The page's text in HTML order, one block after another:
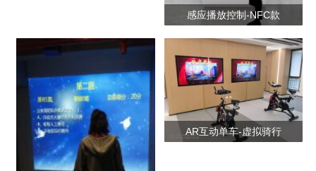
感应播放控制-NFC款
AR互动单车-虚拟骑行